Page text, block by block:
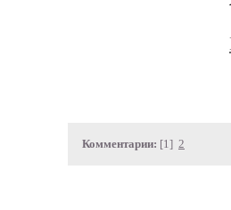
Комментарии: [1] 2